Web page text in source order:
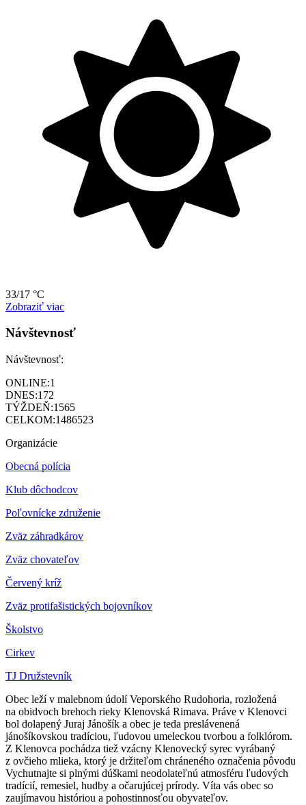
33/17 °C
Zobraziť viac
Návštevnosť
Návštevnosť:
ONLINE:1
DNES:172
TÝŽDEŇ:1565
CELKOM:1486523
Organizácie
Obecná polícia
Klub dôchodcov
Poľovnícke združenie
Zväz záhradkárov
Zväz chovateľov
Červený kríž
Zväz protifašistických bojovníkov
Školstvo
Cirkev
TJ Družstevník
Obec leží v malebnom údolí Veporského Rudohoria, rozložená
na obidvoch brehoch rieky Klenovská Rimava. Práve v Klenovci
bol dolapený Juraj Jánošík a obec je teda preslávenená
jánošíkovskou tradíciou, ľudovou umeleckou tvorbou a folklórom.
Z Klenovca pochádza tiež vzácny Klenovecký syrec vyrábaný
z ovčieho mlieka, ktorý je držiteľom chráneného označenia pôvodu
Vychutnajte si plnými dúškami neodolateľnú atmosféru ľudových
tradícií, remesiel, hudby a očarujúcej prírody. Víta vás obec so
zaujímavou históriou a pohostinnosťou obyvateľov.